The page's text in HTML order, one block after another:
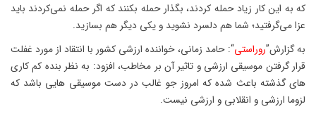
که به این کار زیاد حمله کردند، بگذار حمله بکنند که اگر حمله نمی‌کردند باید
عزا می‌گرفتید؛ شما هم دلسرد نشوید و یکی دیگر هم بسازید.
به گزارش”روراستی“: حامد زمانی، خواننده ارزشی کشور با انتقاد از مورد غفلت
قرار گرفتن موسیقی ارزشی و تاثیر آن بر مخاطب، افزود: به نظر بنده کم کاری
های گذشته باعث شده که امروز جو غالب در دست موسیقی هایی باشد که
لزوما ارزشی و انقلابی و ارزشی نیست.